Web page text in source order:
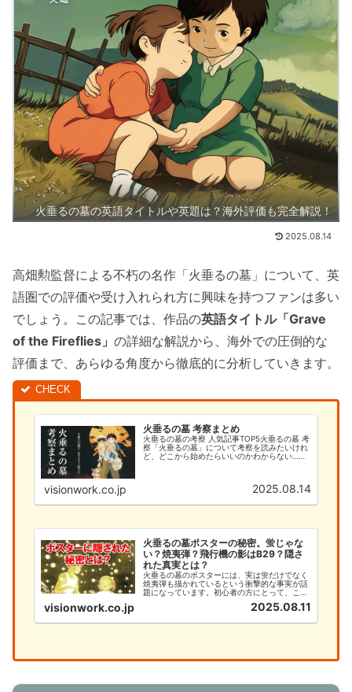
火垂るの墓の英語タイトルや英題は？海外評価も完全解説！
2025.08.14
高畑勲監督による不朽の名作「火垂るの墓」について、英
語圏での評価や受け入れられ方に興味を持つファンは多い
でしょう。この記事では、作品の英語タイトル「Grave
of the Fireflies」 の詳細な解説から、海外での圧倒的な
評価まで、あらゆる角度から徹底的に分析していきます。
火垂るの墓 考察まとめ
火垂るの墓の考察 人気記事TOP5火垂るの墓 考
察「火垂るの墓」について考察を読みたいけれ
ど、どこから始めたらいいのかわからない…そ
visionwork.co.jp 2025.08.14
火垂るの墓ポスターの秘密。蛍じゃな
い？焼夷弾？飛行機の影はB29？隠さ
れた真実とは？
火垂るの墓のポスターには、実は蛍だけでなく
焼夷弾も描かれているという衝撃的な事実が話
題になっています。初心者の方にとって、この
深い意味を理解することは、作品への理解を大
きく深める重要なポイントです。本記事では、
と、初心者が知るべき基本情報...
visionwork.co.jp 2025.08.11